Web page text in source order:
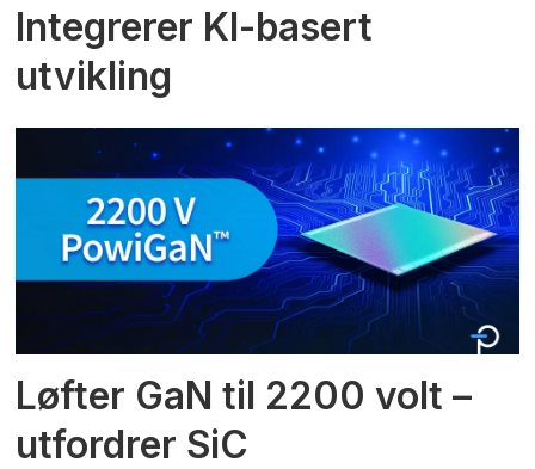
Integrerer KI-basert
utvikling
Løfter GaN til 2200 volt –
utfordrer SiC